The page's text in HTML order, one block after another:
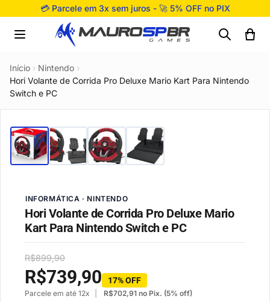
Pular para o conteúdo
💳 Parcele em 3x sem juros - 🚀 5% OFF no PIX
Início › Nintendo ›
Hori Volante de Corrida Pro Deluxe Mario Kart Para Nintendo
Switch e PC
INFORMÁTICA · NINTENDO
Hori Volante de Corrida Pro Deluxe Mario
Kart Para Nintendo Switch e PC
R$899,90
R$739,90 17% OFF
Parcele em até 12x R$702,91 no Pix. (5% off)